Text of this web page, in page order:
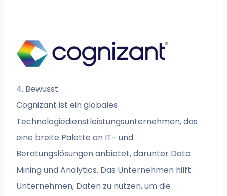
4. Bewusst
Cognizant ist ein globales
Technologiedienstleistungsunternehmen, das
eine breite Palette an IT- und
Beratungslösungen anbietet, darunter Data
Mining und Analytics. Das Unternehmen hilft
Unternehmen, Daten zu nutzen, um die